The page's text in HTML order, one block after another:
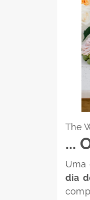
The
...
Uma
dia